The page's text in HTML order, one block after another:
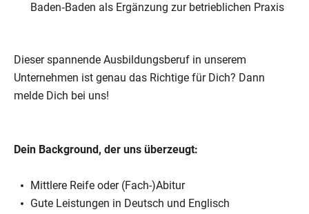
Baden‑Baden als Ergänzung zur betrieblichen Praxis
Dieser spannende Ausbildungsberuf in unserem
Unternehmen ist genau das Richtige für Dich? Dann
melde Dich bei uns!
Dein Background, der uns überzeugt:
Mittlere Reife oder (Fach-)Abitur
Gute Leistungen in Deutsch und Englisch